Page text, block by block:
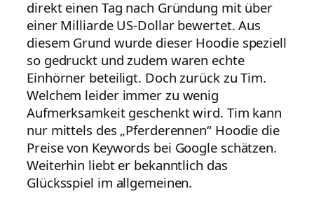
direkt einen Tag nach Gründung mit über
einer Milliarde US-Dollar bewertet. Aus
diesem Grund wurde dieser Hoodie speziell
so gedruckt und zudem waren echte
Einhörner beteiligt. Doch zurück zu Tim.
Welchem leider immer zu wenig
Aufmerksamkeit geschenkt wird. Tim kann
nur mittels des „Pferderennen“ Hoodie die
Preise von Keywords bei Google schätzen.
Weiterhin liebt er bekanntlich das
Glücksspiel im allgemeinen.